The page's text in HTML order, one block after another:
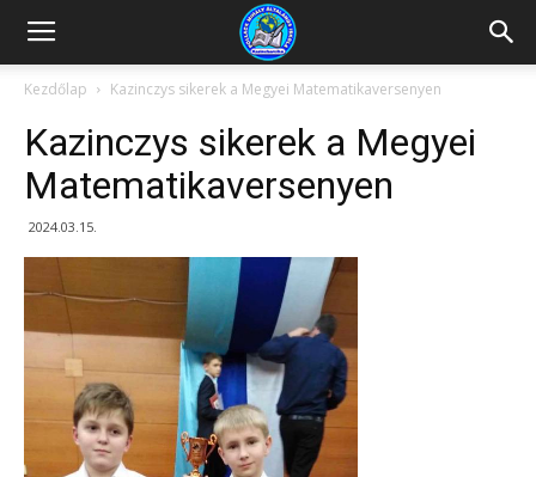
Kazincbarcikai
Pollack
Mihály
Általános
Iskola
Kezdőlap Kazinczys sikerek a Megyei Matematikaversenyen
Kazinczys sikerek a Megyei
Matematikaversenyen
2024.03.15.